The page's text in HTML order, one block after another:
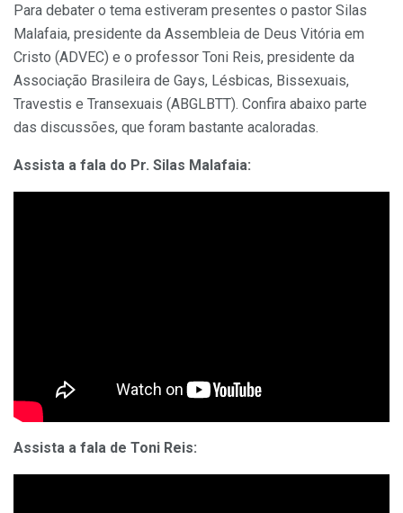
Para debater o tema estiveram presentes o pastor Silas
Malafaia, presidente da Assembleia de Deus Vitória em
Cristo (ADVEC) e o professor Toni Reis, presidente da
Associação Brasileira de Gays, Lésbicas, Bissexuais,
Travestis e Transexuais (ABGLBTT). Confira abaixo parte
das discussões, que foram bastante acaloradas.
Assista a fala do Pr. Silas Malafaia:
Assista a fala de Toni Reis: